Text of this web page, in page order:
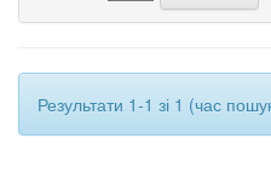
Результати 1-1 зі 1 (час